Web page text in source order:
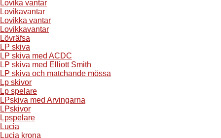
Lovika vantar
Lovikavantar
Lovikka vantar
Lovikkavantar
Lövräfsa
LP skiva
LP skiva med ACDC
LP skiva med Elliott Smith
LP skiva och matchande mössa
Lp skivor
Lp spelare
LPskiva med Arvingarna
LPskivor
Lpspelare
Lucia
Lucia krona